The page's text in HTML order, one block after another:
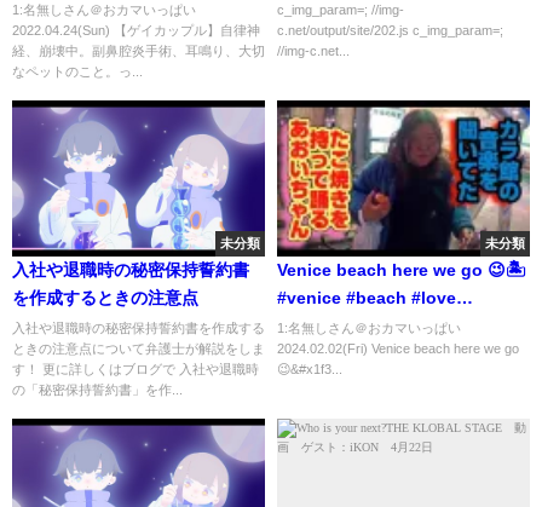
大切なペットのこと。
1:名無しさん＠おカマいっぱい
2022.04.24(Sun) 【ゲイカップル】自律神
経、崩壊中。副鼻腔炎手術、耳鳴り、大切
なペットのこと。っ...
c_img_param=; //img-
c.net/output/site/202.js c_img_param=;
//img-c.net...
未分類
入社や退職時の秘密保持誓約書
を作成するときの注意点
入社や退職時の秘密保持誓約書を作成する
ときの注意点について弁護士が解説をしま
す！ 更に詳しくはブログで 入社や退職時
の「秘密保持誓約書」を作...
未分類
Venice beach here we go 😉🏝️
#venice #beach #love
#wonderful #gay
1:名無しさん＠おカマいっぱい
2024.02.02(Fri) Venice beach here we go
😉&#x1f3...